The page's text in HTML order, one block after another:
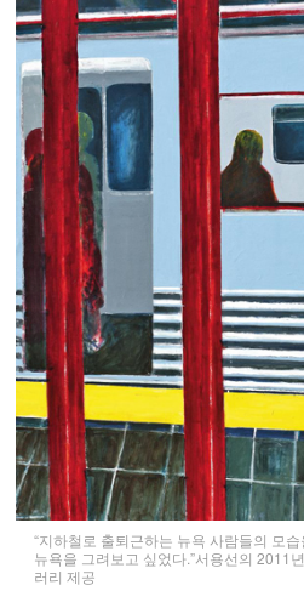
“지하철로 출퇴근하는 뉴욕 사람들의 모
뉴욕을 그려보고 싶었다.”서용선의 2011
러리 제공